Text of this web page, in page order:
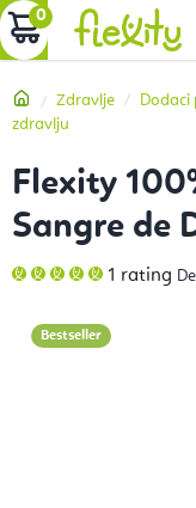
Preskoči
na
KOŠARICA
Početna
Zdravlje Dodaci
zdravlju
Flexity
Sangre de
Prosječna
ocjena
5,0
od
1 rating
Bestseller